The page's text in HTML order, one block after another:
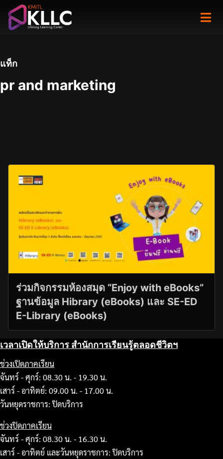
content
แท็ก
pr and marketing
ร่วมกิจกรรมห้องสมุด “Enjoy with eBooks”
ฐานข้อมูล Hibrary (eBooks) และ SE-ED
E-Library (eBooks)
เวลาเปิดให้บริการ สำนักการเรียนรู้ตลอดชีวิตฯ
ช่วงเปิดภาคเรียน
จันทร์ - ศุกร์: 08.30 น. - 19.30 น.
เสาร์ - อาทิตย์: 09.00 น. - 17.00 น.
วันหยุดราชการ: ปิดบริการ
ช่วงปิดภาคเรียน
จันทร์ - ศุกร์: 08.30 น. - 16.30 น.
เสาร์ - อาทิตย์ และวันหยุดราชการ: ปิดบริการ